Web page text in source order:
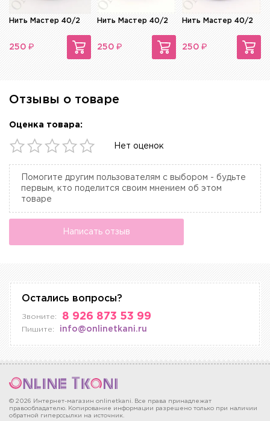
Нить Мастер 40/2
250 ₽
Нить Мастер 40/2
250 ₽
Нить Мастер 40/2
250 ₽
Отзывы о товаре
Оценка товара:
Нет оценок
Помогите другим пользователям с выбором - будьте
первым, кто поделится своим мнением об этом
товаре
Написать отзыв
Остались вопросы?
Звоните: 8 926 873 53 99
Пишите: info@onlinetkani.ru
© 2026 Интернет-магазин onlinetkani. Все права принадлежат
правообладателю. Копирование информации разрешено только при наличии
обратной гиперссылки на источник.